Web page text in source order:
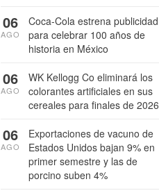
Coca-Cola estrena publicidad
para celebrar 100 años de
historia en México
06
AGO
WK Kellogg Co eliminará los
colorantes artificiales en sus
cereales para finales de 2026
06
AGO
Exportaciones de vacuno de
Estados Unidos bajan 9% en
primer semestre y las de
porcino suben 4%
06
AGO